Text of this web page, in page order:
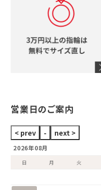
スタージュエリー
ウノアエレ
タグホイヤー
営業日のご案内
2026年08月
日 月 火